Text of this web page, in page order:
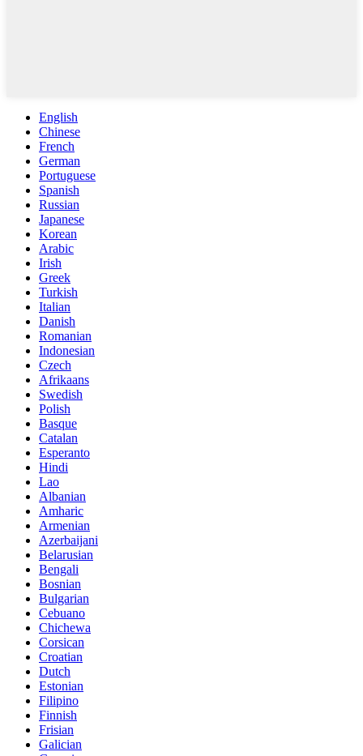
English
Chinese
French
German
Portuguese
Spanish
Russian
Japanese
Korean
Arabic
Irish
Greek
Turkish
Italian
Danish
Romanian
Indonesian
Czech
Afrikaans
Swedish
Polish
Basque
Catalan
Esperanto
Hindi
Lao
Albanian
Amharic
Armenian
Azerbaijani
Belarusian
Bengali
Bosnian
Bulgarian
Cebuano
Chichewa
Corsican
Croatian
Dutch
Estonian
Filipino
Finnish
Frisian
Galician